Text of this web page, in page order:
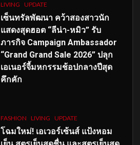
LIVING UPDATE
เซ็นทรัลพัฒนา คว้าสองสาวนัก
แสดงสุดฮอต “ลีน่า-หมิว” รับ
ภารกิจ Campaign Ambassador
“Grand Grand Sale 2026” ปลุก
เอเนอร์จี้มหกรรมช้อปกลางปีสุด
คึกคัก
FASHION LIVING UPDATE
โฉมใหม่! เอเวอร์เซ้นส์ แป้งหอม